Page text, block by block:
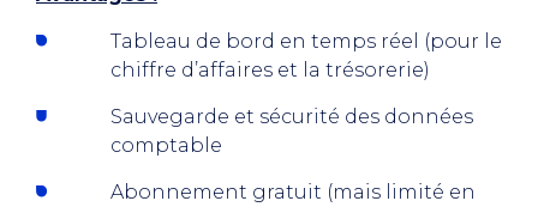
Tableau de bord en temps réel (pour le
chiffre d’affaires et la trésorerie)
Sauvegarde et sécurité des données
comptable
Abonnement gratuit (mais limité en